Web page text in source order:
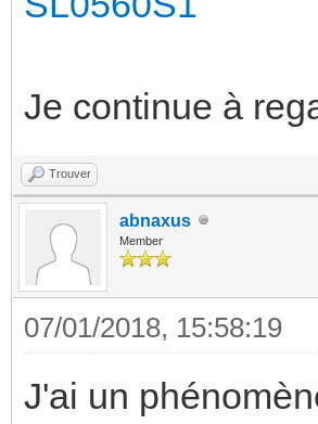
Je continue à
Trouver
abnaxus
Member
07/01/2018, 15:58:19
J'ai un